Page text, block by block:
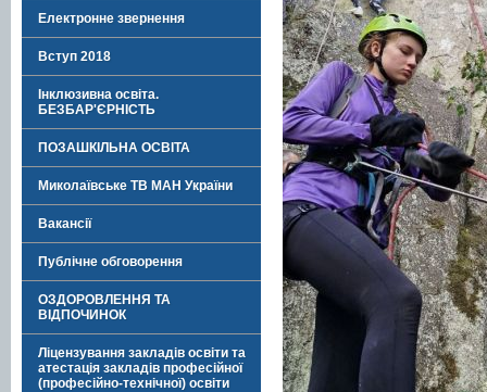
Електронне звернення
Вступ 2018
Інклюзивна освіта.
БЕЗБАР'ЄРНІСТЬ
ПОЗАШКІЛЬНА ОСВІТА
Миколаївське ТВ МАН України
Вакансії
Публічне обговорення
ОЗДОРОВЛЕННЯ ТА
ВІДПОЧИНОК
Ліцензування закладів освіти та
атестація закладів професійної
(професійно-технічної) освіти